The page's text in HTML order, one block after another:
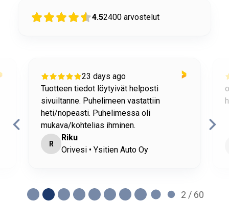
4.52400 arvostelut
23 days ago
Tuotteen tiedot löytyivät helposti
sivuiltanne. Puhelimeen vastattiin
heti/nopeasti. Puhelimessa oli
mukava/kohtelias ihminen.
R
Riku
Orivesi • Ysitien Auto Oy
2 / 60